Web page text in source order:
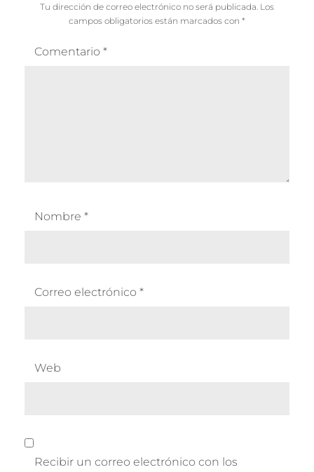
Tu dirección de correo electrónico no será publicada. Los
campos obligatorios están marcados con *
Comentario *
Nombre *
Correo electrónico *
Web
Recibir un correo electrónico con los